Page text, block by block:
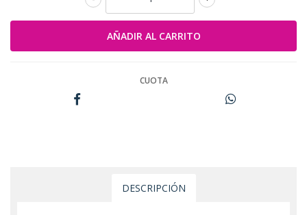
CUOTA
DESCRIPCIÓN